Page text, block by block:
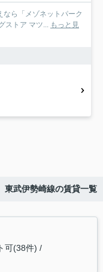
ら「メゾネットパーク
ストア マツ... もっと見
東武伊勢崎線の賃貸一覧
可(38件)